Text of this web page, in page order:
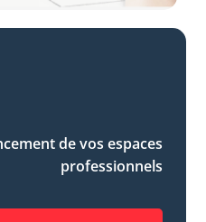
de vos espaces
professionnels